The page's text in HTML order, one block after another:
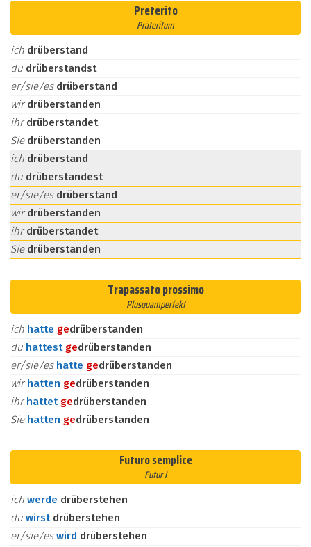
Preterito
Präteritum
ich drüberstand
du drüberstandst
er/sie/es drüberstand
wirdrüberstanden
ihrdrüberstandet
Sie drüberstanden
ich drüberstand
du drüberstandest
er/sie/es drüberstand
wirdrüberstanden
ihrdrüberstandet
Sie drüberstanden
Trapassato prossimo
Plusquamperfekt
ich hatte gedrüberstanden
du hattest gedrüberstanden
er/sie/es hatte gedrüberstanden
wirhatten gedrüberstanden
ihrhattet gedrüberstanden
Sie hatten gedrüberstanden
Futuro semplice
Futur I
ich werde drüberstehen
du wirst drüberstehen
er/sie/eswird drüberstehen